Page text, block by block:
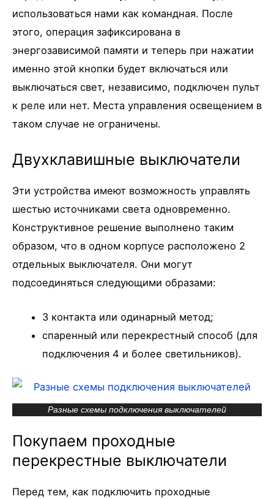
использоваться нами как командная. После
этого, операция зафиксирована в
энергозависимой памяти и теперь при нажатии
именно этой кнопки будет включаться или
выключаться свет, независимо, подключен пульт
к реле или нет. Места управления освещением в
таком случае не ограничены.
Двухклавишные выключатели
Эти устройства имеют возможность управлять
шестью источниками света одновременно.
Конструктивное решение выполнено таким
образом, что в одном корпусе расположено 2
отдельных выключателя. Они могут
подсоединяться следующими образами:
3 контакта или одинарный метод;
спаренный или перекрестный способ (для
подключения 4 и более светильников).
Разные схемы подключения выключателей
Покупаем проходные
перекрестные выключатели
Перед тем, как подключить проходные